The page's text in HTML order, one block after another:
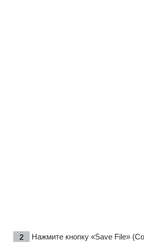
Нажмите кнопку «Save File»